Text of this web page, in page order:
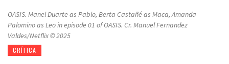
OASIS. Manel Duarte as Pablo, Berta Castañé as Maca, Amanda
Palomino as Leo in episode 01 of OASIS. Cr. Manuel Fernandez
Valdes/Netflix © 2025
CRÍTICA